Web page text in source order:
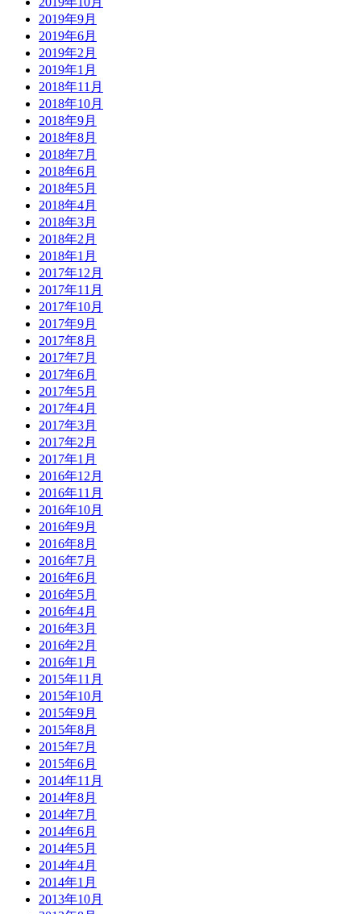
2019年9月
2019年6月
2019年2月
2019年1月
2018年11月
2018年10月
2018年9月
2018年8月
2018年7月
2018年6月
2018年5月
2018年4月
2018年3月
2018年2月
2018年1月
2017年12月
2017年11月
2017年10月
2017年9月
2017年8月
2017年7月
2017年6月
2017年5月
2017年4月
2017年3月
2017年2月
2017年1月
2016年12月
2016年11月
2016年10月
2016年9月
2016年8月
2016年7月
2016年6月
2016年5月
2016年4月
2016年3月
2016年2月
2016年1月
2015年11月
2015年10月
2015年9月
2015年8月
2015年7月
2015年6月
2014年11月
2014年8月
2014年7月
2014年6月
2014年5月
2014年4月
2014年1月
2013年10月